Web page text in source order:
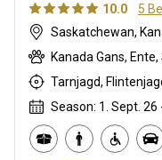
10.0
5
Saskatchewan,
Tarnjagd,
Season: 1. Sept. 26